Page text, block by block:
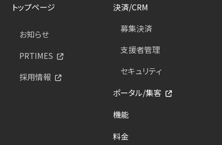
トップページ
お知らせ
PRTIMES
採用情報
決済/CRM
募集決済
支援者管理
セキュリティ
ポータル/集客
機能
料金